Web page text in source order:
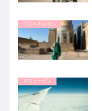
ウズベキスタン
スウェーデン